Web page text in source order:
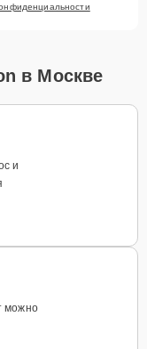
в Москве
и
можно